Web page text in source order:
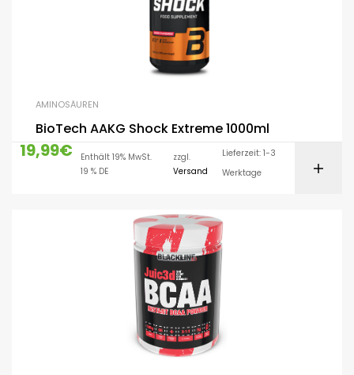
AMINOSÄUREN
BioTech AAKG Shock Extreme 1000ml
19,99€
Enthält 19% MwSt.
19 % DE
zzgl.
Versand
Lieferzeit: 1-3
Werktage